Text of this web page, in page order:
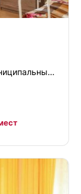
Московская область, Дмитровский муниципальный округ, село Озерецкое, вл1с1